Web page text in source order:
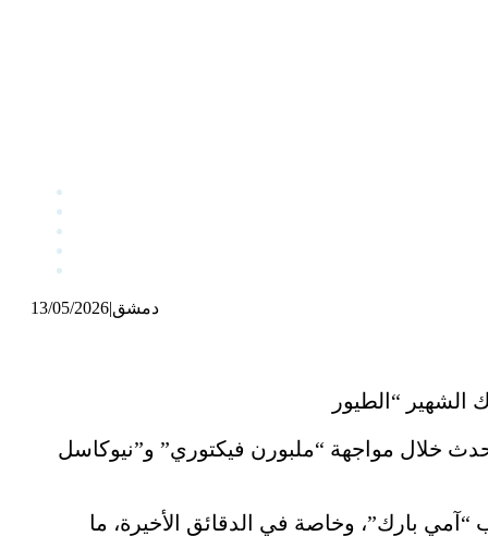
13/05/2026|دمشق
خلال مواجهة “ملبورن فيكتوري” و”نيوكاسل
غزت أرضية ملعب “آمي بارك”، وخاصة في الدقائق الأخيرة، ما